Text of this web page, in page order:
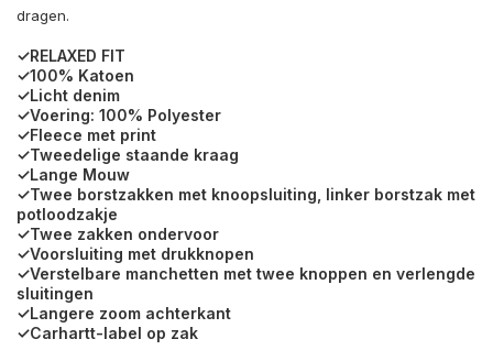
dragen.
✓RELAXED FIT
✓100% Katoen
✓Licht denim
✓Voering: 100% Polyester
✓Fleece met print
✓Tweedelige staande kraag
✓Lange Mouw
✓Twee borstzakken met knoopsluiting, linker borstzak met
potloodzakje
✓Twee zakken ondervoor
✓Voorsluiting met drukknopen
✓Verstelbare manchetten met twee knoppen en verlengde
sluitingen
✓Langere zoom achterkant
✓Carhartt-label op zak